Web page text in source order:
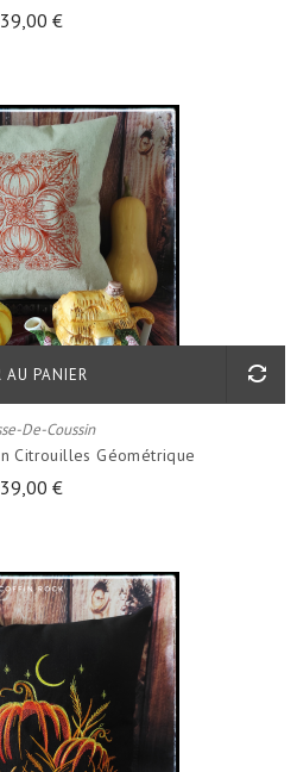
39,00 €
De-Coussin
Citrouilles Géométrique
39,00 €
AU PANIER